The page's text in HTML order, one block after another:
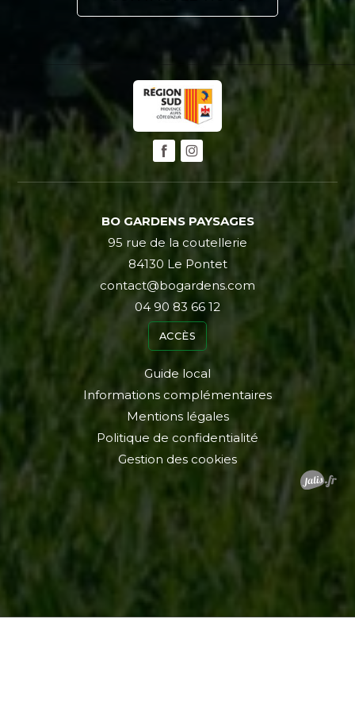
BO GARDENS PAYSAGES
95 rue de la coutellerie
84130 Le Pontet
contact@bogardens.com
04 90 83 66 12
ACCÈS
Guide local
Informations complémentaires
Mentions légales
Politique de confidentialité
Gestion des cookies